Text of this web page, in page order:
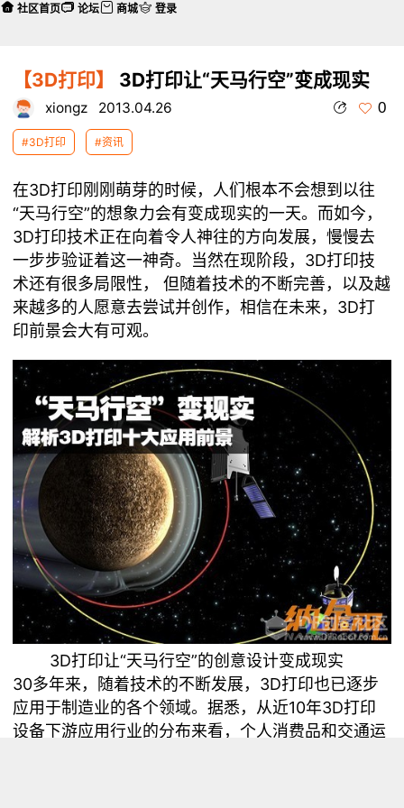
【3D打印】 3D打印让“天马行空”变成现实
xiongz 2013.04.26 0
#3D打印 #资讯
在3D打印刚刚萌芽的时候，人们根本不会想到以往
“天马行空”的想象力会有变成现实的一天。而如今，
3D打印技术正在向着令人神往的方向发展，慢慢去
一步步验证着这一神奇。当然在现阶段，3D打印技
术还有很多局限性， 但随着技术的不断完善，以及越
来越多的人愿意去尝试并创作，相信在未来，3D打
印前景会大有可观。
3D打印让“天马行空”的创意设计变成现实
30多年来，随着技术的不断发展，3D打印也已逐步
应用于制造业的各个领域。据悉，从近10年3D打印
设备下游应用行业的分布来看，个人消费品和交通运
社区首页 论坛 商城 登录